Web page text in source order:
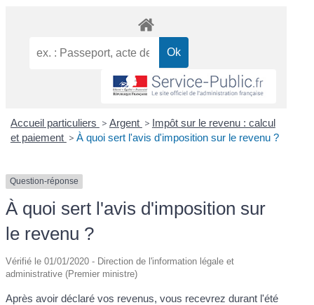
Accueil particuliers > Argent > Impôt sur le revenu : calcul
et paiement > À quoi sert l'avis d'imposition sur le revenu ?
Question-réponse
À quoi sert l'avis d'imposition sur
le revenu ?
Vérifié le 01/01/2020 - Direction de l'information légale et
administrative (Premier ministre)
Après avoir déclaré vos revenus, vous recevrez durant l'été